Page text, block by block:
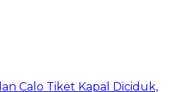
Calo Tiket Kapal Diciduk,